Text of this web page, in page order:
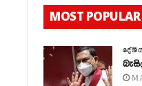
MOST POPULAR